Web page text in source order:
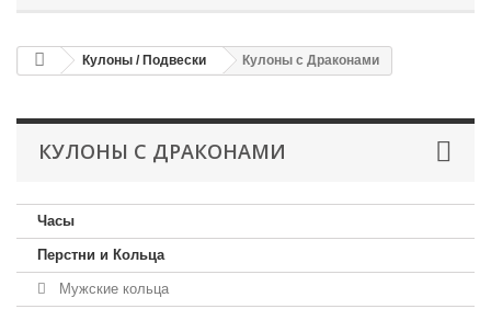
Кулоны / Подвески Кулоны с Драконами
КУЛОНЫ С ДРАКОНАМИ
Часы
Перстни и Кольца
Мужские кольца